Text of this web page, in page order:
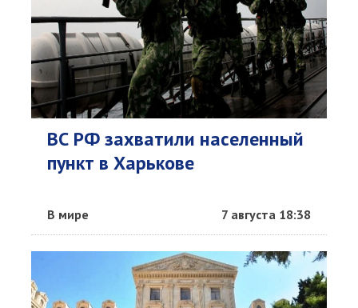
ВС РФ захватили населенный
пункт в Харькове
В мире 7 августа 18:38